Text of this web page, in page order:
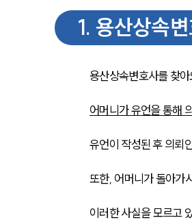
1. 용산상속
용산상속변호사를 찾
어머니가 유언을 통해
유언이 작성된 후 의뢰
또한, 어머니가 돌아가
이러한 사실을 모르고